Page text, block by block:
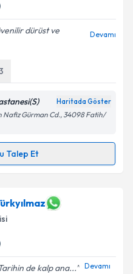
ilişkinAydınlatma
Gönder
dürüst ve
Devamı
Haritada Göster
Nafiz Gürman Cd., 34098 Fatih/
Talep Et
için randevu takvimi
randevu almanız
e-posta ile
de kalp ana... Devamı